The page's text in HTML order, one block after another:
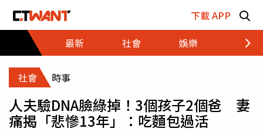
下載 APP
最新
社會 娛樂 財經
社會 時事
人夫驗DNA臉綠掉！3個孩子2個爸 妻
痛揭「悲慘13年」：吃麵包過活